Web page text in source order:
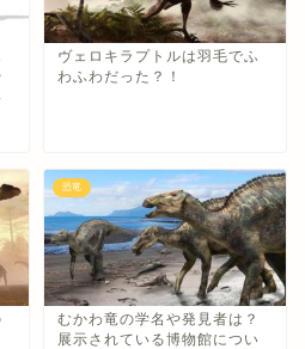
ヴェロキラプトルは羽毛でふ
わふわだった？！
恐竜
むかわ竜の学名や発見者は？
展示されている博物館につい